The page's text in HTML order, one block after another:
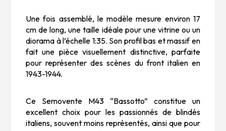
Une fois assemblé, le modèle mesure environ 17
cm de long, une taille idéale pour une vitrine ou un
diorama à l’échelle 1:35. Son profil bas et massif en
fait une pièce visuellement distinctive, parfaite
pour représenter des scènes du front italien en
1943-1944.
Ce Semovente M43 “Bassotto” constitue un
excellent choix pour les passionnés de blindés
italiens, souvent moins représentés, ainsi que pour